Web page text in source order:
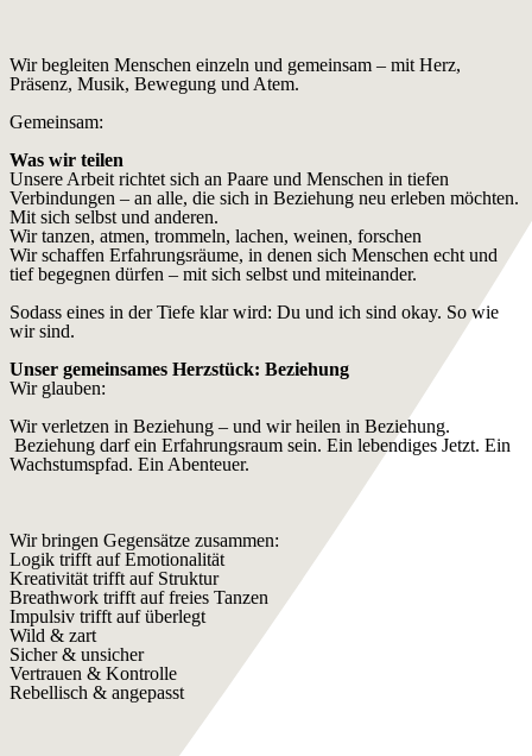
Wir begleiten Menschen einzeln und gemeinsam – mit Herz,
Präsenz, Musik, Bewegung und Atem.
Gemeinsam:
Was wir teilen
Unsere Arbeit richtet sich an Paare und Menschen in tiefen
Verbindungen – an alle, die sich in Beziehung neu erleben möchten.
Mit sich selbst und anderen.
Wir tanzen, atmen, trommeln, lachen, weinen, forschen
Wir schaffen Erfahrungsräume, in denen sich Menschen echt und
tief begegnen dürfen – mit sich selbst und miteinander.
Sodass eines in der Tiefe klar wird: Du und ich sind okay. So wie
wir sind.
Unser gemeinsames Herzstück: Beziehung
Wir glauben:
Wir verletzen in Beziehung – und wir heilen in Beziehung.
Beziehung darf ein Erfahrungsraum sein. Ein lebendiges Jetzt. Ein
Wachstumspfad. Ein Abenteuer.
Wir bringen Gegensätze zusammen:
Logik trifft auf Emotionalität
Kreativität trifft auf Struktur
Breathwork trifft auf freies Tanzen
Impulsiv trifft auf überlegt
Wild & zart
Sicher & unsicher
Vertrauen & Kontrolle
Rebellisch & angepasst